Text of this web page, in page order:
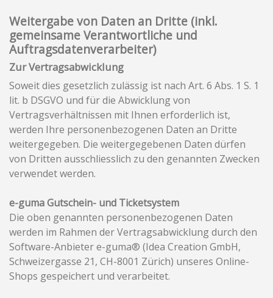
Weitergabe von Daten an Dritte (inkl.
gemeinsame Verantwortliche und
Auftragsdatenverarbeiter)
Zur Vertragsabwicklung
Soweit dies gesetzlich zulässig ist nach Art. 6 Abs. 1 S. 1
lit. b DSGVO und für die Abwicklung von
Vertragsverhältnissen mit Ihnen erforderlich ist,
werden Ihre personenbezogenen Daten an Dritte
weitergegeben. Die weitergegebenen Daten dürfen
von Dritten ausschliesslich zu den genannten Zwecken
verwendet werden.
e-guma Gutschein- und Ticketsystem
Die oben genannten personenbezogenen Daten
werden im Rahmen der Vertragsabwicklung durch den
Software-Anbieter e-guma® (Idea Creation GmbH,
Schweizergasse 21, CH-8001 Zürich) unseres Online-
Shops gespeichert und verarbeitet.